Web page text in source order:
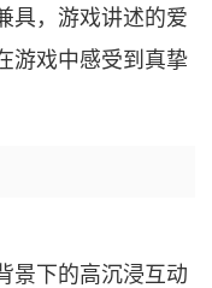
具，游戏讲述的爱
游戏中感受到真挚
景下的高沉浸互动